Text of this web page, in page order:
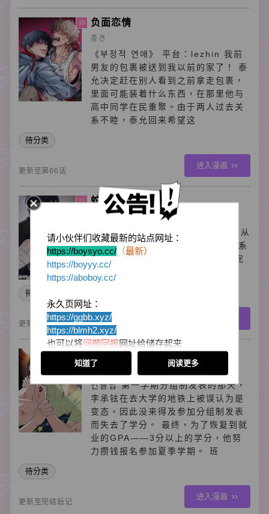
请小伙伴们收藏最新的站点网址：
https://boysyo.cc/ （最新）
https://boyyy.cc/
https://aboboy.cc/
永久页网址：
https://ggbb.xyz/
https://blmh2.xyz/
也可以将问题回报网址给储存起来
里面会放置目前所有最新的站点网址
以防被迷失回不了家喔！
感谢小伙伴们的支持
知道了 阅读更多
10 负面恋情
종견
《부정적 연애》 平台：lezhin 我前
男友的包裹被送到我以前的家了！ 泰
允决定赶在别人看到之前拿走包裹，
里面可能装着什么东西，在那里他与
高中同学在民重聚。由于两人过去关
系不睦，泰允回来希望这
待分类
更新至第66话
进入漫画
11 蛇穴【无码】
찬란한,우물쥐,무우
뱀 굴 埃德温和雷拉身为竹马之友，从
小就会互相去对方家玩。 两人的关系
始终如一，开始出现变化是在举办完
成年礼，刚步入成人之际。
待分类
更新至第35话
12 Unsleep
현외
언슬립 第一学期分组制发表的那天，
李承铉在去大学的地铁上被误认为是
变态，因此没来得及参加分组制发表
而失去了学分。 最终，为了恢复到就
业的GPA——3分以上的学分，他努
力攒钱报名参加夏季学期。 班
待分类
更新至完结后记
进入漫画